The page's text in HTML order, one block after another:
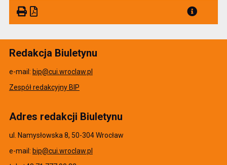
Redakcja Biuletynu
e-mail: bip@cui.wroclaw.pl
Zespół redakcyjny BIP
Adres redakcji Biuletynu
ul. Namysłowska 8, 50-304 Wrocław
e-mail: bip@cui.wroclaw.pl